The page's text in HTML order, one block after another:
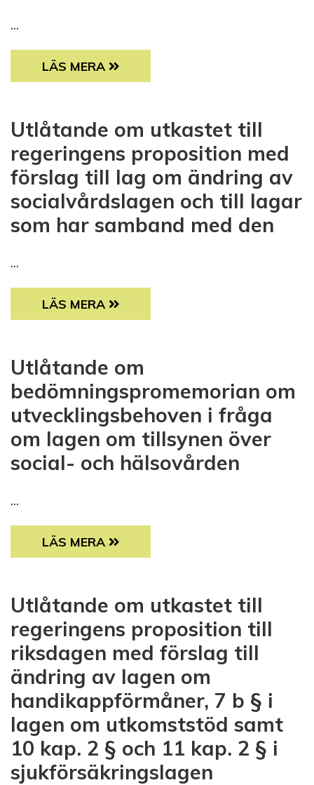
...
UTLÅTANDE OM UTKASTET TILL
LÄS MERA
Utlåtande om utkastet till
regeringens proposition med
förslag till lag om ändring av
socialvårdslagen och till lagar
som har samband med den
...
UTLÅTANDE OM UTKASTET TILL
LÄS MERA
Utlåtande om
bedömningspromemorian om
utvecklingsbehoven i fråga
om lagen om tillsynen över
social- och hälsovården
...
UTLÅTANDE OM
LÄS MERA
Utlåtande om utkastet till
regeringens proposition till
riksdagen med förslag till
ändring av lagen om
handikappförmåner, 7 b § i
lagen om utkomststöd samt
10 kap. 2 § och 11 kap. 2 § i
sjukförsäkringslagen